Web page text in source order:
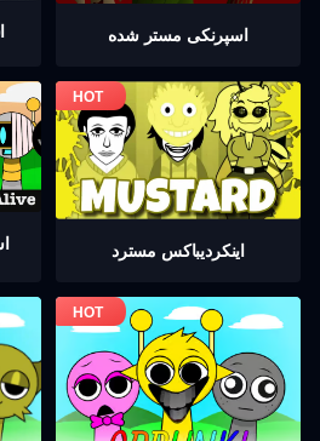
اسپرنکی مستر شده
اینکردیباكس مسترد